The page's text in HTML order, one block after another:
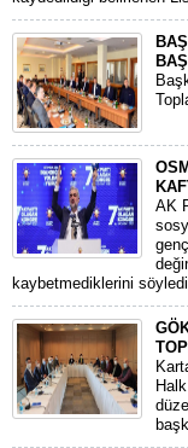
AK
kaybetmediklerini